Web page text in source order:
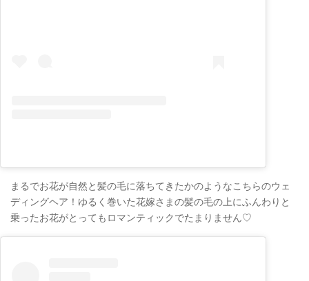
まるでお花が自然と髪の毛に落ちてきたかのようなこちらのウェ
ディングヘア！ゆるく巻いた花嫁さまの髪の毛の上にふんわりと
乗ったお花がとってもロマンティックでたまりません♡